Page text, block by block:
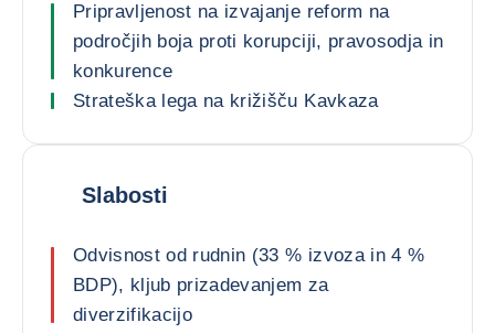
Pripravljenost na izvajanje reform na
področjih boja proti korupciji, pravosodja in
konkurence
Strateška lega na križišču Kavkaza
Slabosti
Odvisnost od rudnin (33 % izvoza in 4 %
BDP), kljub prizadevanjem za
diverzifikacijo